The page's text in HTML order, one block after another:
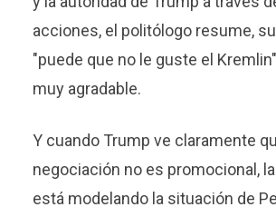
acciones, el politólogo resume,
"puede que no le guste el
muy agradable.
Y cuando Trump ve claramente
negociación no es promocional,
está modelando la situación de